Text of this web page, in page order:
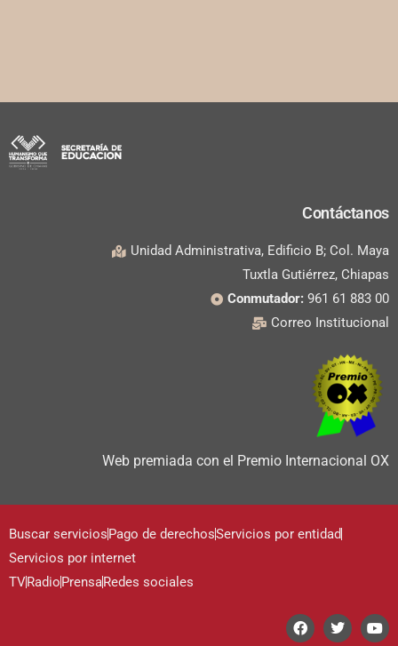
Contáctanos
Unidad Administrativa, Edificio B; Col. Maya
Tuxtla Gutiérrez, Chiapas
Conmutador: 961 61 883 00
Correo Institucional
Web premiada con el Premio Internacional OX
Buscar serviciosPago de derechosServicios por entidad
Servicios por internet
TVRadioPrensaRedes sociales